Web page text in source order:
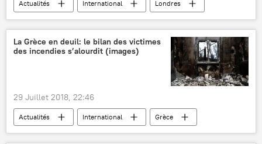
Actualités International
Londres
Chine
Europe
Occident
Andreï Karneïev
Zhao Chaolin
Yang Mian
Sputnik
police
La Grèce en deuil: le bilan des victimes
des incendies s’alourdit (images)
29 Juillet 2018, 22:46
Actualités International
Grèce
incendie
incendie de forêt
victimes